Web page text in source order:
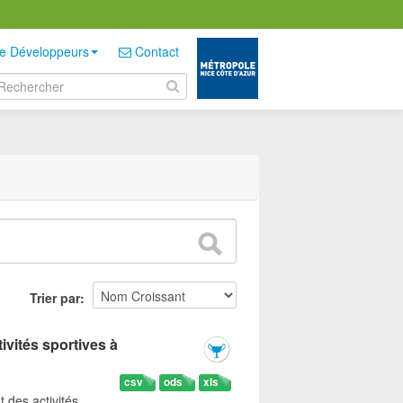
Développeurs Contact
Trier par
sportives à
xls
ods
csv